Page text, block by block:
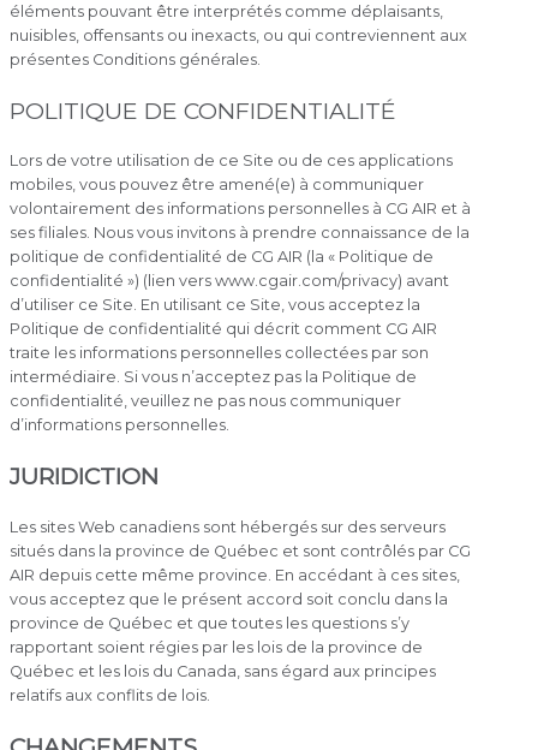
éléments pouvant être interprétés comme déplaisants,
nuisibles, offensants ou inexacts, ou qui contreviennent aux
présentes Conditions générales.
POLITIQUE DE CONFIDENTIALITÉ
Lors de votre utilisation de ce Site ou de ces applications
mobiles, vous pouvez être amené(e) à communiquer
volontairement des informations personnelles à CG AIR et à
ses filiales. Nous vous invitons à prendre connaissance de la
politique de confidentialité de CG AIR (la « Politique de
confidentialité ») (lien vers www.cgair.com/privacy) avant
d’utiliser ce Site. En utilisant ce Site, vous acceptez la
Politique de confidentialité qui décrit comment CG AIR
traite les informations personnelles collectées par son
intermédiaire. Si vous n’acceptez pas la Politique de
confidentialité, veuillez ne pas nous communiquer
d’informations personnelles.
JURIDICTION
Les sites Web canadiens sont hébergés sur des serveurs
situés dans la province de Québec et sont contrôlés par CG
AIR depuis cette même province. En accédant à ces sites,
vous acceptez que le présent accord soit conclu dans la
province de Québec et que toutes les questions s’y
rapportant soient régies par les lois de la province de
Québec et les lois du Canada, sans égard aux principes
relatifs aux conflits de lois.